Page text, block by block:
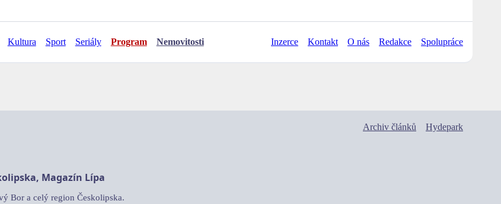
Kultura Sport Seriály Program Nemovitosti Inzerce Kontakt O nás Redakce Spolupráce
Archiv článků Hydepark
Magazín Lípa
Bor a celý region Českolipska.